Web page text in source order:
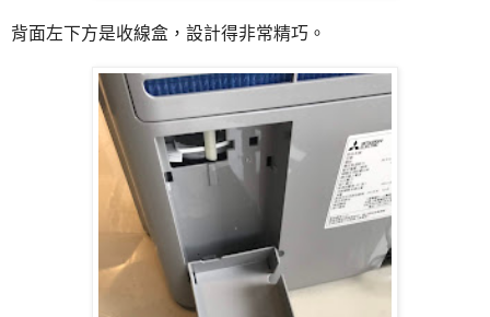
背面左下方是收線盒，設計得非常精巧。